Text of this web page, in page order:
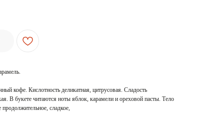
кофе. Кислотность деликатная, цитрусовая. Сладость
В букете читаются ноты яблок, карамели и ореховой пасты. Тело
сладкое,